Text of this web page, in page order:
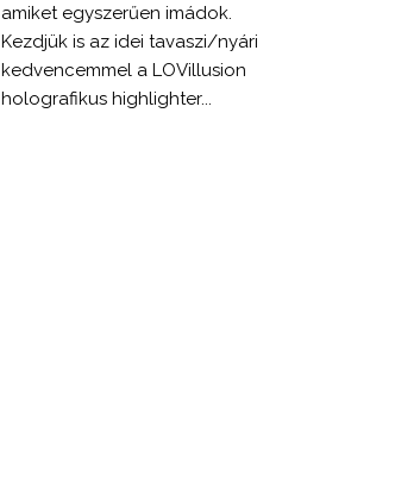
amiket egyszerűen imádok.
Kezdjük is az idei tavaszi/nyári
kedvencemmel a LOVillusion
holografikus highlighter...